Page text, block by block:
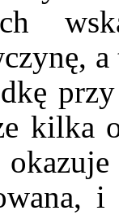
kilka